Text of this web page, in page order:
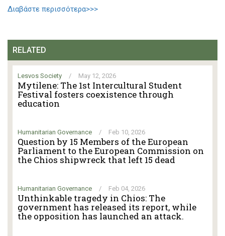
Διαβάστε περισσότερα>>>
RELATED
Lesvos Society / May 12, 2026
Mytilene: The 1st Intercultural Student
Festival fosters coexistence through
education
Humanitarian Governance / Feb 10, 2026
Question by 15 Members of the European
Parliament to the European Commission on
the Chios shipwreck that left 15 dead
Humanitarian Governance / Feb 04, 2026
Unthinkable tragedy in Chios: The
government has released its report, while
the opposition has launched an attack.